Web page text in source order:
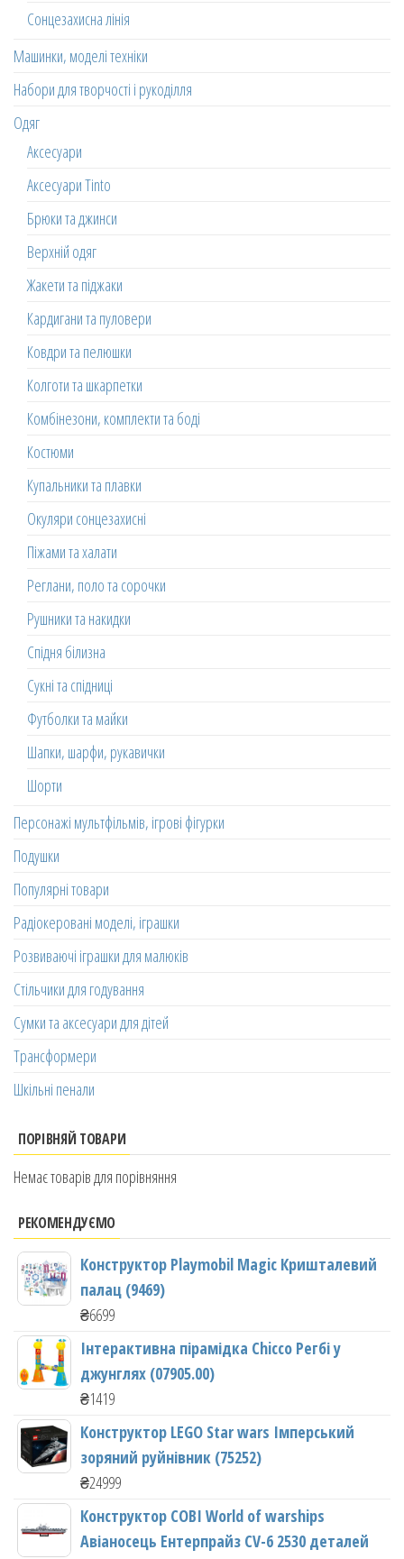
Сонцезахисна лінія
Машинки, моделі техніки
Набори для творчості і рукоділля
Одяг
Аксесуари
Аксесуари Tinto
Брюки та джинси
Верхній одяг
Жакети та піджаки
Кардигани та пуловери
Ковдри та пелюшки
Колготи та шкарпетки
Комбінезони, комплекти та боді
Костюми
Купальники та плавки
Окуляри сонцезахисні
Піжами та халати
Реглани, поло та сорочки
Рушники та накидки
Спідня білизна
Сукні та спідниці
Футболки та майки
Шапки, шарфи, рукавички
Шорти
Персонажі мультфільмів, ігрові фігурки
Подушки
Популярні товари
Радіокеровані моделі, іграшки
Розвиваючі іграшки для малюків
Стільчики для годування
Сумки та аксесуари для дітей
Трансформери
Шкільні пенали
ПОРІВНЯЙ ТОВАРИ
Немає товарів для порівняння
РЕКОМЕНДУЄМО
Конструктор Playmobil Magic Кришталевий
палац (9469)
₴6699
Інтерактивна пірамідка Chicco Регбі у
джунглях (07905.00)
₴1419
Конструктор LEGO Star wars Імперський
зоряний руйнівник (75252)
₴24999
Конструктор COBI World of warships
Авіаносець Ентерпрайз CV-6 2530 деталей